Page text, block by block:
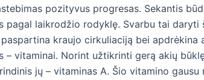
pozityvus progresas. Sekantis
pagal laikrodžio rodyklę. Svarbu tai daryti
kraujo cirkuliaciją bei apdrėkina
– vitaminai. Norint užtikrinti gerą akių
jų – vitaminas A. Šio vitamino